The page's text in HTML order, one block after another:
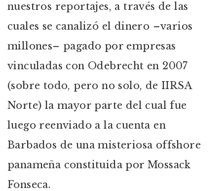
nuestros reportajes, a través de las
cuales se canalizó el dinero –varios
millones– pagado por empresas
vinculadas con Odebrecht en 2007
(sobre todo, pero no solo, de IIRSA
Norte) la mayor parte del cual fue
luego reenviado a la cuenta en
Barbados de una misteriosa offshore
panameña constituida por Mossack
Fonseca.